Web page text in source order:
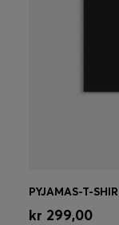
Hurtigkøb
kr 299,00